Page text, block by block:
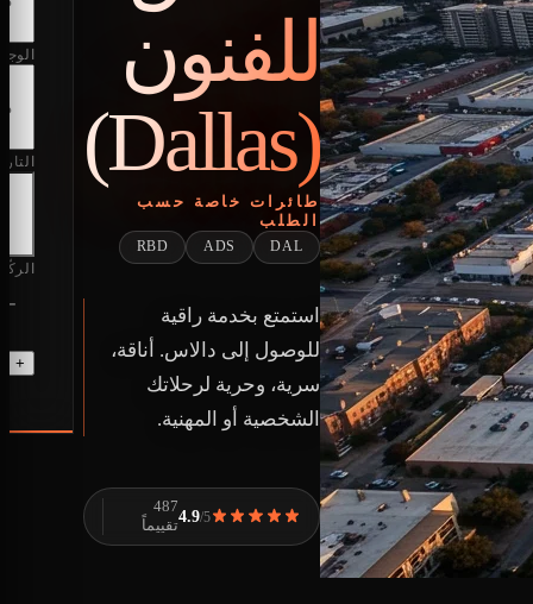
للفنون
(Dallas)
طائرات خاصة حسب
الطلب
DAL
ADS
RBD
استمتع بخدمة راقية
للوصول إلى دالاس. أناقة،
سرية، وحرية لرحلاتك
الشخصية أو المهنية.
4.9/5
487
تقييماً
−
+